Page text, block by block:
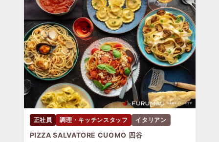
正社員 調理・キッチンスタッフ イタリアン
PIZZA SALVATORE CUOMO 四谷